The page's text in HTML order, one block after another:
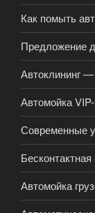
Как помыть
Предложение
Автоклининг
Автомойка
Современные
Автомойка